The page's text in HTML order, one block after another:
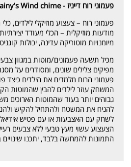
פעמוני רוח דייניז - ‏‏‏‏Dainy’s Wind chime
פעמוני רוח – צעצוע מוזיקלי לילדים, כלי
מודעות מוזיקלית – הכלי מעודד
מיומנויות מוטוריקה עדינה, יכולות
מכיל תשעה פעמונים/מוטות במגוון
מפיקים צלילים שונים, ומסודרים על
פעמוני הרוח מלמדים את הילדים כיצד
המשחק עוזר לילדים להבין שהמוטות
גבוהים יותר בעוד שהמוטות הארוכים
להניח את המשטח ולהתחיל להקיש
לשחק עם האצבעות או עם פטיש אידיאלי
הצעצוע עשוי מעץ טבעי ללא צבעים
התמונות להמחשה בלבד, יתכנו שינויים